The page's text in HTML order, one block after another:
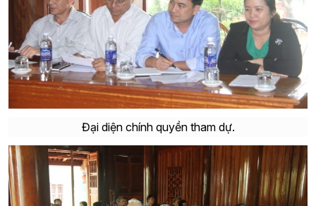
Đại diện chính quyền tham dự.